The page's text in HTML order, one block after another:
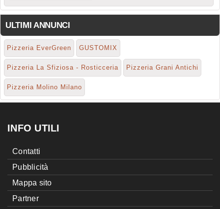
ULTIMI ANNUNCI
Pizzeria EverGreen GUSTOMIX
Pizzeria La Sfiziosa - Rosticceria Pizzeria Grani Antichi
Pizzeria Molino Milano
INFO UTILI
Contatti
Pubblicità
Mappa sito
Partner